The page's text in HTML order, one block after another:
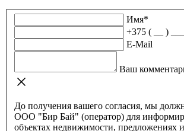
Имя*
E-Mail
Ваш
До получения вашего согласия, мы
ООО "Бир Бай" (оператор) для
объектах недвижимости, предложениях